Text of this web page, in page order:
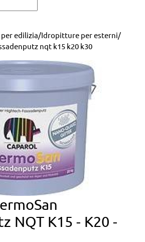
edilizia/Idropitture per esterni/
nqt k15 k20 k30
NQT K15 - K20 -